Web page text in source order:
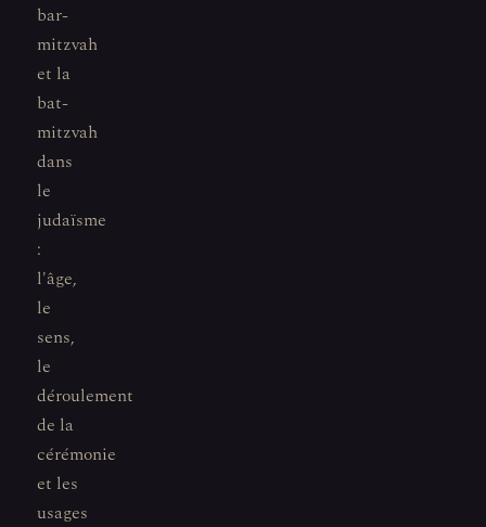
bar-
mitzvah
et la
bat-
mitzvah
dans
le
judaïsme
:
l'âge,
le
sens,
le
déroulement
de la
cérémonie
et les
usages